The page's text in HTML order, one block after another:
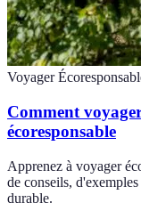
Voyager
Comment
écoresponsable
Apprenez à voyager
de conseils,
durable.